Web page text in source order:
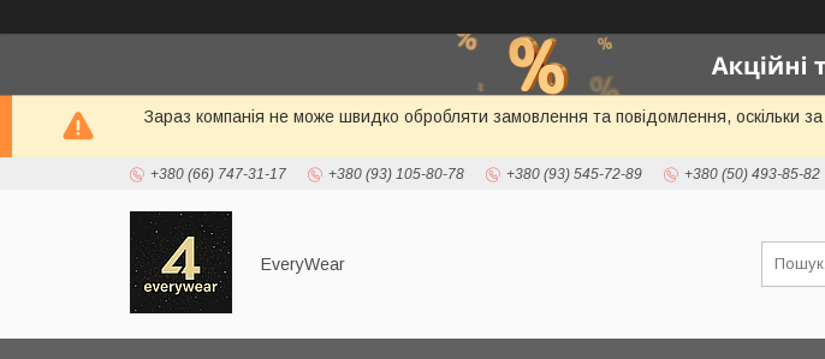
Зараз компанія не може швидко обробляти замовлення та повідомлення, оскільки
+380 (66) 747-31-17 +380 (93) 105-80-78 +380 (93) 545-72-89 +380 (50) 493-85-82
EveryWear